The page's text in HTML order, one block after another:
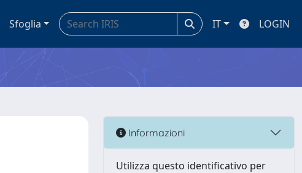
Sfoglia IT LOGIN
Informazioni
Utilizza questo identificativo per